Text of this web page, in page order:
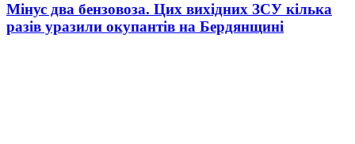
Мінус два бензовоза. Цих вихідних ЗСУ кілька
разів уразили окупантів на Бердянщині